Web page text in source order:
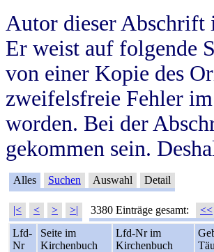
Autor dieser Abschrift
Er weist auf folgende
von einer Kopie des
zweifelsfreie Fehler
worden. Bei der
gekommen sein.
Alles Suchen Auswahl Detail
|< < > >| 3380 Einträge gesamt: <<
Lfd-
Nr
Seite im
Kirchenbuch
Lfd-Nr im
Kirchenbuch